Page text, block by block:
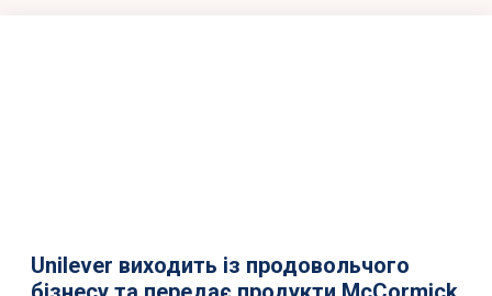
Unilever виходить із продовольчого